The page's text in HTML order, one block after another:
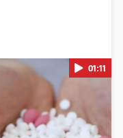
01:11